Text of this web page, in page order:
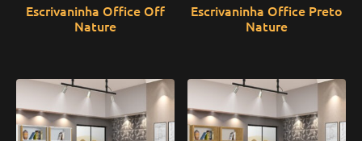
Escrivaninha Office Off
Nature
Escrivaninha Office Preto
Nature